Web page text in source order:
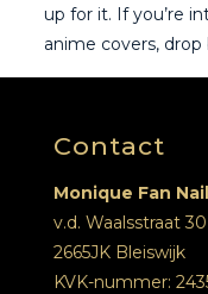
up for it. If you’re
anime covers, drop
Contact
Monique Fan
v.d. Waalsstraat 30
2665JK Bleiswijk
KVK-nummer: